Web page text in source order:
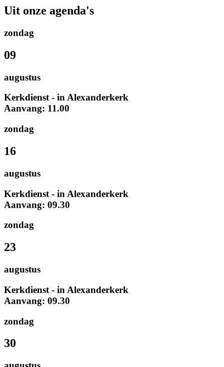
Uit onze agenda's
zondag
09
augustus
Kerkdienst - in Alexanderkerk
Aanvang: 11.00
zondag
16
augustus
Kerkdienst - in Alexanderkerk
Aanvang: 09.30
zondag
23
augustus
Kerkdienst - in Alexanderkerk
Aanvang: 09.30
zondag
30